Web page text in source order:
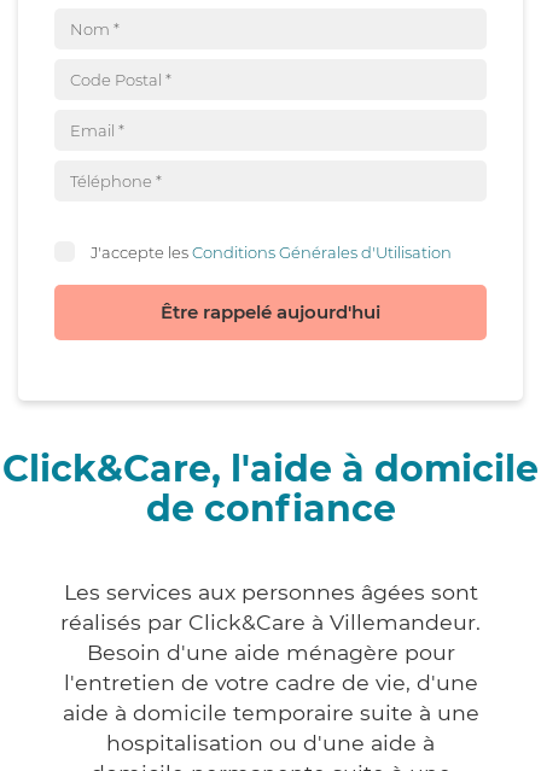
J'accepte lesConditions Générales d'Utilisation
Être rappelé aujourd'hui
Click&Care, l'aide à domicile
de confiance
Les services aux personnes âgées sont
réalisés par Click&Care à Villemandeur.
Besoin d'une aide ménagère pour
l'entretien de votre cadre de vie, d'une
aide à domicile temporaire suite à une
hospitalisation ou d'une aide à